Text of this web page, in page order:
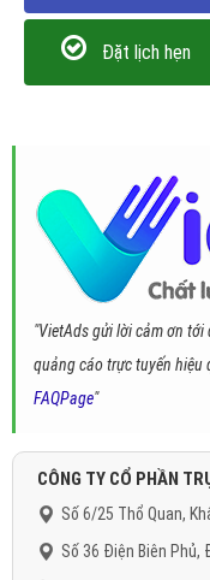
Đặt lịch hẹn
"VietAds gửi lời cảm ơn
quảng cáo trực tuyến hiệu
FAQPage"
CÔNG TY CỔ PHẦN
Số 6/25 Thổ Quan,
Số 36 Điện Biên Phủ,